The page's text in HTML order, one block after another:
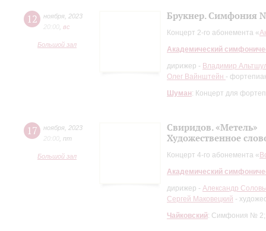
12 ноября 2023
20:00 вc
Большой зал
Брукнер. Симфония
Концерт 2-го абонемента «
Академический
дирижер - Владимир
Олег Вайнштейн -
Шуман: Концерт для
17 ноября 2023
20:00 пт
Большой зал
Свиридов. «Метель»
Художественное
Концерт 4-го абонемента «
Академический
дирижер - Александр
Сергей Маковецкий -
Чайковский: Симфония №